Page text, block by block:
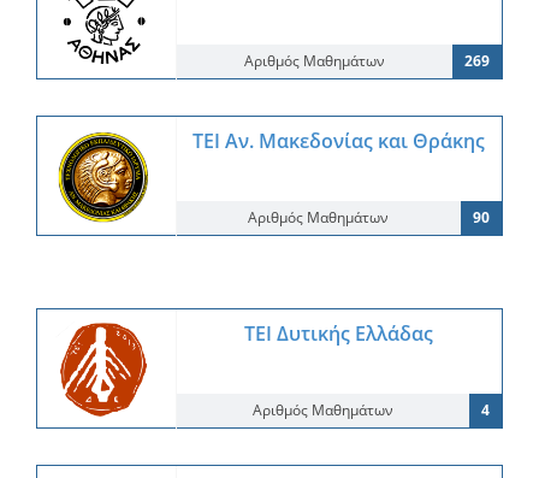
Αριθμός Μαθημάτων 269
ΤΕΙ Αν. Μακεδονίας και Θράκης
Αριθμός Μαθημάτων 90
ΤΕΙ Δυτικής Ελλάδας
Αριθμός Μαθημάτων 4